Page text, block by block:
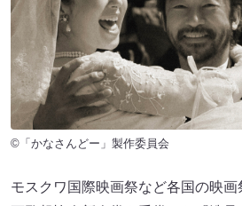
©︎「かなさんどー」製作委員会
モスクワ国際映画祭など各国の映